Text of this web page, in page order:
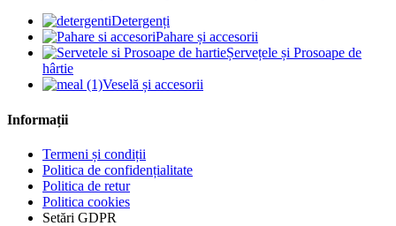
Detergenți
Pahare și accesorii
Șervețele și Prosoape de
hârtie
Veselă și accesorii
Informații
Termeni și condiții
Politica de confidențialitate
Politica de retur
Politica cookies
Setări GDPR